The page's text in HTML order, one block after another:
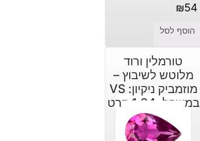
₪54
הוסף לסל
טורמלין ורוד
מלוטש לשיבוץ –
מוזמביק ניקיון: VS
במשקל: 1.24 קרט